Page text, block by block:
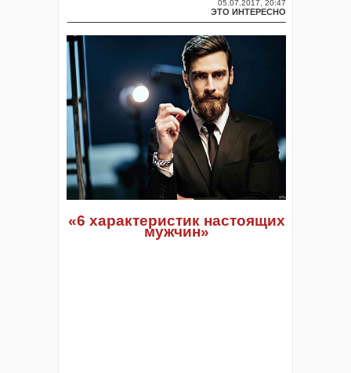
05.07.2017, 20:47
ЭТО ИНТЕРЕСНО
«6 характеристик настоящих
мужчин»